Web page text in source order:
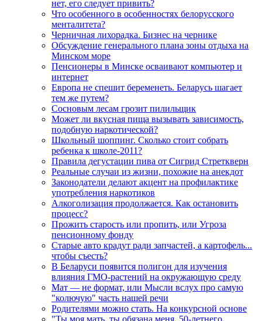
нет, его следует привить?
Что особенного в особенностях белорусского
менталитета?
Черничная лихорадка. Бизнес на чернике
Обсуждение генерального плана зоны отдыха на
Минском море
Пенсионеры в Минске осваивают компьютер и
интернет
Европа не спешит беременеть. Беларусь шагает
тем же путем?
Сосновым лесам грозит пилильщик
Может ли вкусная пища вызывать зависимость,
подобную наркотической?
Школьный шоппинг. Сколько стоит собрать
ребенка к школе-2011?
Правила дегустации пива от Сигрид Стреткверн
Реальные случаи из жизни, похожие на анекдот
Законодатели делают акцент на профилактике
употребления наркотиков
Алкоголизация продолжается. Как остановить
процесс?
Прожить старость или пропить, или Угроза
пенсионному фонду
Старые авто крадут ради запчастей, а картофель...
чтобы съесть?
В Беларуси появится полигон для изучения
влияния ГМО-растений на окружающую среду
Мат — не формат, или Мысли вслух про самую
"колючую" часть нашей речи
Родителями можно стать. На конкурсной основе